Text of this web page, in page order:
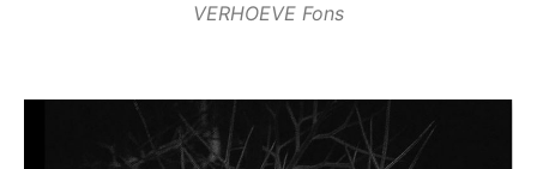
VERHOEVE Fons